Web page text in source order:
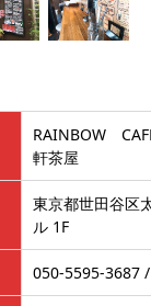
RAINBOW
軒茶屋
東京都世田谷区
ル 1F
050-5595-3687 /